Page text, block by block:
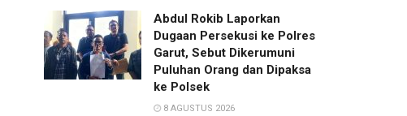
Abdul Rokib Laporkan
Dugaan Persekusi ke Polres
Garut, Sebut Dikerumuni
Puluhan Orang dan Dipaksa
ke Polsek
8 AGUSTUS 2026